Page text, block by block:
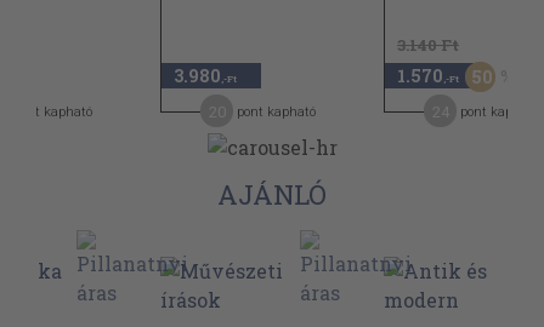
pont kapható
3.980 ,-Ft
pont kapható
3.140 Ft
1.570 ,-Ft 50
pont kapható
AJÁNLÓ